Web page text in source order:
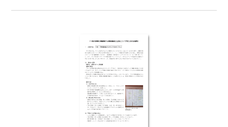
べての教師が日常的に活用している。本稿